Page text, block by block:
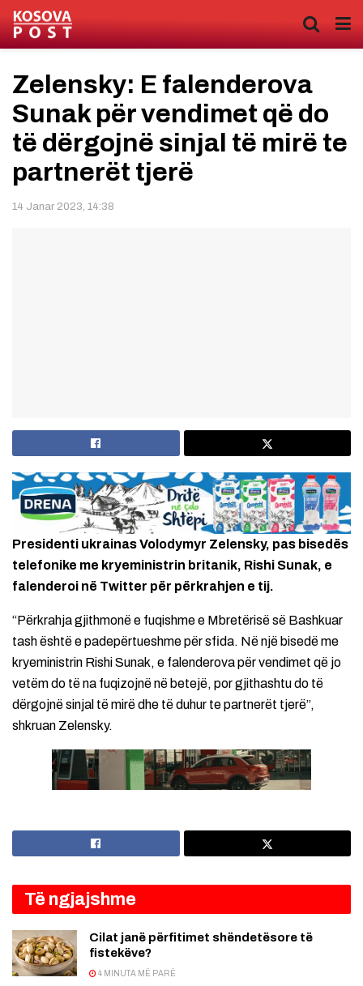
Zelensky: E falenderova
Sunak për vendimet që do
të dërgojnë sinjal të mirë te
partnerët tjerë
14 Janar 2023, 14:38
Presidenti ukrainas Volodymyr Zelensky, pas bisedës
telefonike me kryeministrin britanik, Rishi Sunak, e
falenderoi në Twitter për përkrahjen e tij.
“Përkrahja gjithmonë e fuqishme e Mbretërisë së Bashkuar
tash është e padepërtueshme për sfida. Në një bisedë me
kryeministrin Rishi Sunak, e falenderova për vendimet që jo
vetëm do të na fuqizojnë në betejë, por gjithashtu do të
dërgojnë sinjal të mirë dhe të duhur te partnerët tjerë”,
shkruan Zelensky.
Të ngjajshme
Cilat janë përfitimet shëndetësore të
fistekëve?
4 MINUTA MË PARË